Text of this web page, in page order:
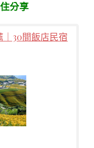
分享
｜30間飯店民宿